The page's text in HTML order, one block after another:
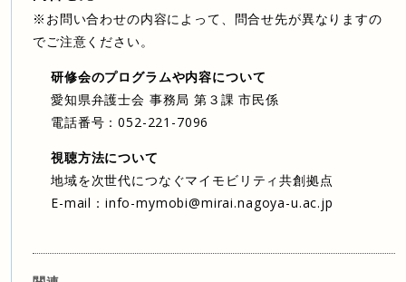
※お問い合わせの内容によって、問合せ先が異なりますの
でご注意ください。
研修会のプログラムや内容について
愛知県弁護士会 事務局 第３課 市民係
電話番号：052-221-7096
視聴方法について
地域を次世代につなぐマイモビリティ共創拠点
E-mail：info-mymobi@mirai.nagoya-u.ac.jp